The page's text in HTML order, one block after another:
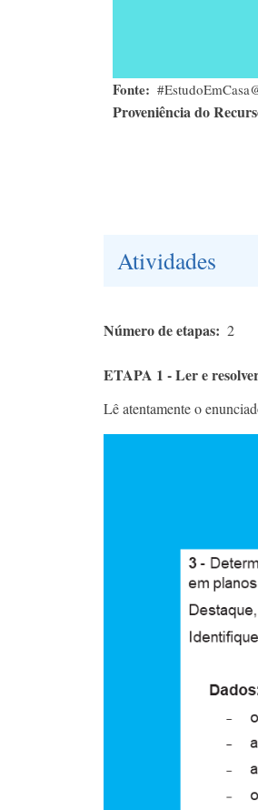
Fonte
Proveniência do
Atividades
Número de etapas 2
ETAPA 1 - Ler e
Lê atentamente o